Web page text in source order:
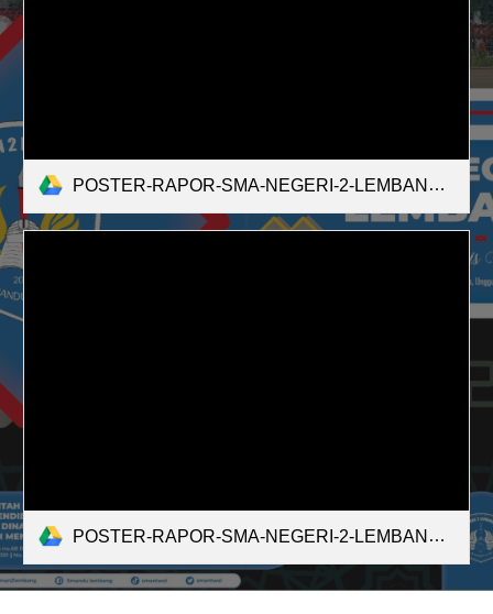
POSTER-RAPOR-SMA-NEGERI-2-LEMBANG-69965194-2023.pdf
POSTER-RAPOR-SMA-NEGERI-2-LEMBANG-69965194-2024 (2).pdf